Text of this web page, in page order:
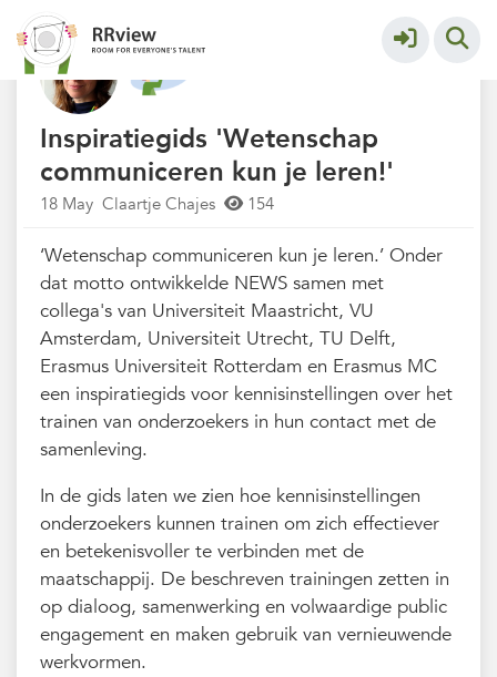
Nieuwsrubriek
Inspiratiegids 'Wetenschap
communiceren kun je leren!'
18 May Claartje Chajes 154
‘Wetenschap communiceren kun je leren.’ Onder
dat motto ontwikkelde NEWS samen met
collega's van Universiteit Maastricht, VU
Amsterdam, Universiteit Utrecht, TU Delft,
Erasmus Universiteit Rotterdam en Erasmus MC
een inspiratiegids voor kennisinstellingen over het
trainen van onderzoekers in hun contact met de
samenleving.
In de gids laten we zien hoe kennisinstellingen
onderzoekers kunnen trainen om zich effectiever
en betekenisvoller te verbinden met de
maatschappij. De beschreven trainingen zetten in
op dialoog, samenwerking en volwaardige public
engagement en maken gebruik van vernieuwende
werkvormen.